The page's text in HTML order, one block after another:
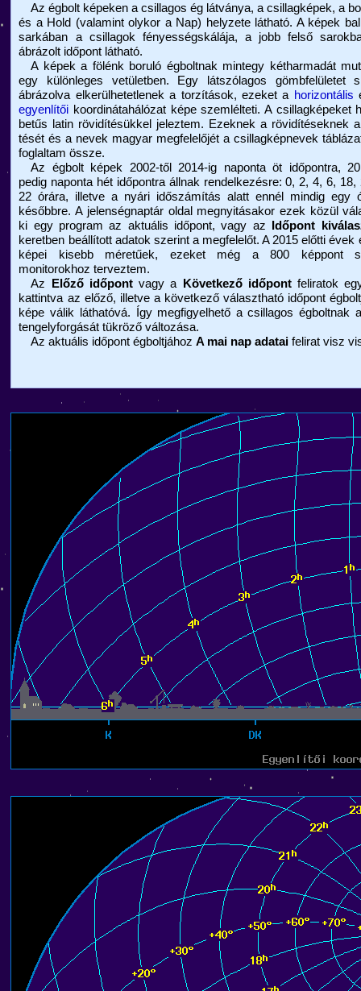
Az égbolt képeken a csillagos ég látványa, a csillagképek, a
és a Hold (valamint olykor a Nap) helyzete látható. A képek
sarkában a csillagok fényességskálája, a jobb felső
ábrázolt időpont látható.
A képek a fölénk boruló égboltnak mintegy kétharmadát
egy különleges vetületben. Egy látszólagos gömbfelületet
ábrázolva elkerülhetetlenek a torzítások, ezeket a horizontális
egyenlítői koordinátahálózat képe szemlélteti. A csillagképeket
betűs latin rövidítésükkel jeleztem. Ezeknek a rövidítéseknek
tését és a nevek magyar megfelelőjét a csillagképnevek
foglaltam össze.
Az égbolt képek 2002-től 2014-ig naponta öt időpontra,
pedig naponta hét időpontra állnak rendelkezésre: 0, 2, 4, 6, 18,
22 órára, illetve a nyári időszámítás alatt ennél mindig egy
későbbre. A jelenségnaptár oldal megnyitásakor ezek közül
ki egy program az aktuális időpont, vagy az
Időpont
keretben beállított adatok szerint a megfelelőt. A 2015 előtti évek
képei kisebb méretűek, ezeket még a 800 képpont
monitorokhoz terveztem.
Az
Előző időpont vagy a Következő időpont feliratok
kattintva az előző, illetve a következő választható időpont
képe válik láthatóvá. Így megfigyelhető a csillagos égboltnak
tengelyforgását tükröző változása.
Az aktuális időpont égboltjáhozA mai nap adatai felirat visz